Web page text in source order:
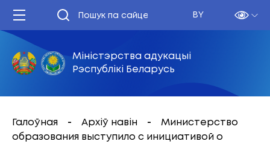
BY
Міністэрства адукацыі
Рэспублікі Беларусь
Галоўная Архіў навін
Министерство
образования выступило с инициативой о